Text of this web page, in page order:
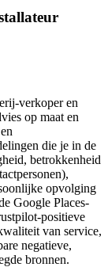
verkoper en
op maat en
die je in de
betrokkenheid
opvolging
Google Places-
positieve
van service,
negatieve,
bronnen.